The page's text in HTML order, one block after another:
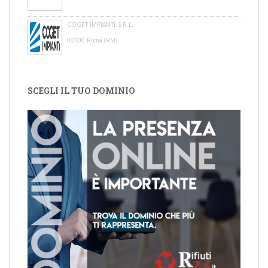
COGET IMPIANTI S.R.L.
00100 Roma (RM)
SCEGLI IL TUO DOMINIO